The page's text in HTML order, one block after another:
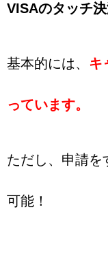
VISAのタッチ
基本的には、 キ
っています。
ただし、申請を
可能！